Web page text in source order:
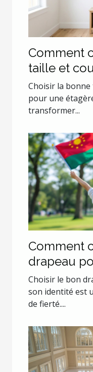
Comment
taille et
étagère
Choisir la
pour une
transformer...
Comment
drapeau
son
Choisir le bon
son identité est
de fierté....